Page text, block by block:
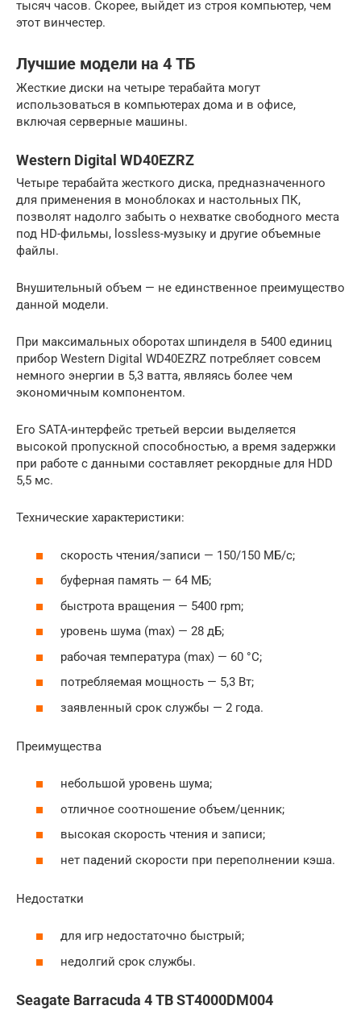
тысяч часов. Скорее, выйдет из строя компьютер, чем
этот винчестер.
Лучшие модели на 4 ТБ
Жесткие диски на четыре терабайта могут
использоваться в компьютерах дома и в офисе,
включая серверные машины.
Western Digital WD40EZRZ
Четыре терабайта жесткого диска, предназначенного
для применения в моноблоках и настольных ПК,
позволят надолго забыть о нехватке свободного места
под HD-фильмы, lossless-музыку и другие объемные
файлы.
Внушительный объем — не единственное преимущество
данной модели.
При максимальных оборотах шпинделя в 5400 единиц
прибор Western Digital WD40EZRZ потребляет совсем
немного энергии в 5,3 ватта, являясь более чем
экономичным компонентом.
Его SATA-интерфейс третьей версии выделяется
высокой пропускной способностью, а время задержки
при работе с данными составляет рекордные для HDD
5,5 мс.
Технические характеристики:
скорость чтения/записи — 150/150 МБ/с;
буферная память — 64 МБ;
быстрота вращения — 5400 rpm;
уровень шума (max) — 28 дБ;
рабочая температура (max) — 60 °C;
потребляемая мощность — 5,3 Вт;
заявленный срок службы — 2 года.
Преимущества
небольшой уровень шума;
отличное соотношение объем/ценник;
высокая скорость чтения и записи;
нет падений скорости при переполнении кэша.
Недостатки
для игр недостаточно быстрый;
недолгий срок службы.
Seagate Barracuda 4 TB ST4000DM004